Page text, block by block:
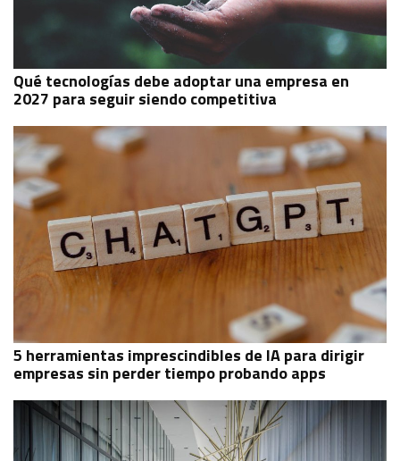
Qué tecnologías debe adoptar una empresa en
2027 para seguir siendo competitiva
5 herramientas imprescindibles de IA para dirigir
empresas sin perder tiempo probando apps